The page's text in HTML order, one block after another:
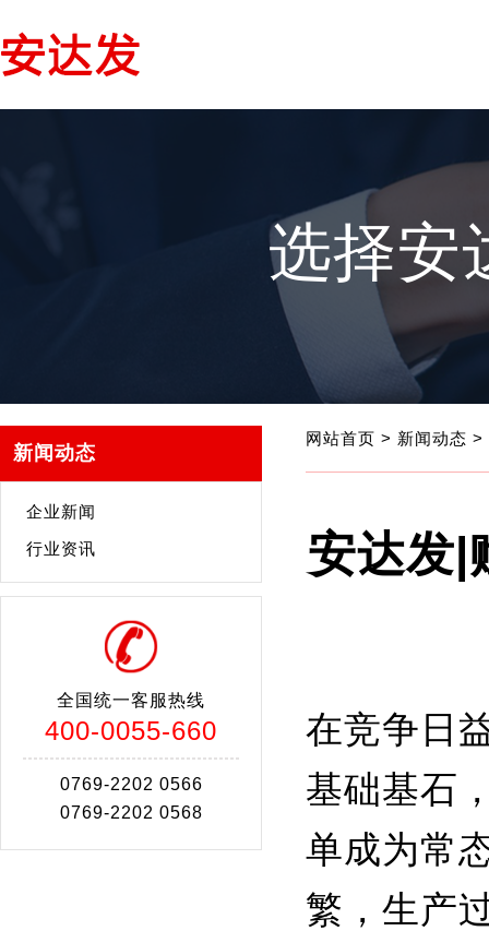
选择安
新闻动态
企业新闻
行业资讯
全国统一客服热线
400-0055-660
0769-2202 0566
0769-2202 0568
网站首页 > 新闻动态 >
安达发|
在竞争日
基础基石
单成为常
繁，生产